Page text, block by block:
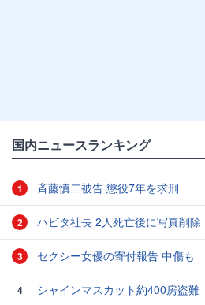
国内ニュースランキング
1 斉藤慎二被告 懲役7年を求刑
2 ハビタ社長 2人死亡後に写真削除
3 セクシー女優の寄付報告 中傷も
4 シャインマスカット約400房盗難